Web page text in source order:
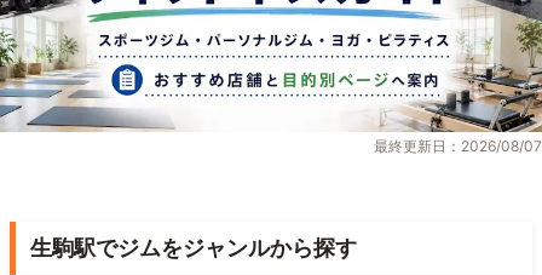
最終更新日：2026/08/07
生駒駅でジムをジャンルから探す